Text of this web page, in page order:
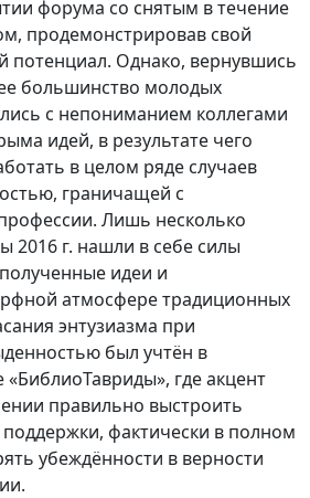
форума со снятым в течение
продемонстрировав свой
потенциал. Однако, вернувшись
большинство молодых
с непониманием коллегами
идей, в результате чего
в целом ряде случаев
граничащей с
Лишь несколько
2016 г. нашли в себе силы
идеи и
атмосфере традиционных
энтузиазма при
был учтён в
где акцент
правильно выстроить
поддержки, фактически в полном
убеждённости в верности